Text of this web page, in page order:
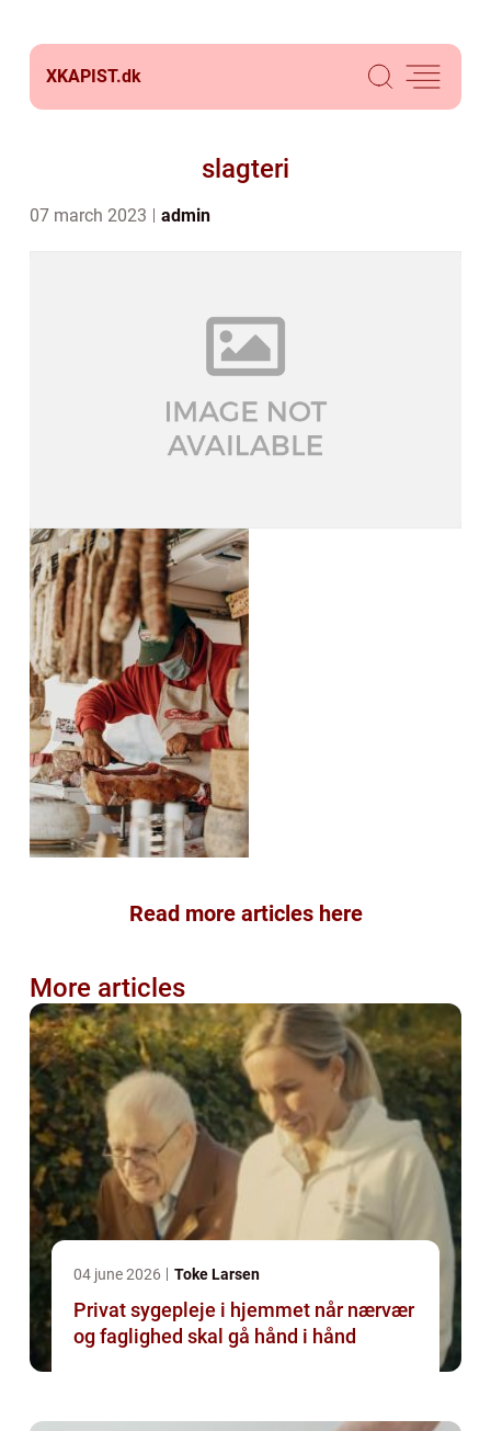
XKAPIST.dk
slagteri
07 march 2023 admin
Read more articles here
More articles
04 june 2026 Toke Larsen
Privat sygepleje i hjemmet når nærvær
og faglighed skal gå hånd i hånd